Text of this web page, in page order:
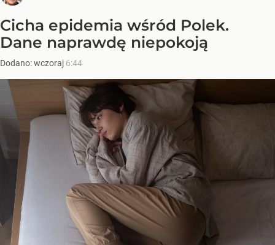
Cicha epidemia wśród Polek.
Dane naprawdę niepokoją
Dodano:wczoraj 6:44